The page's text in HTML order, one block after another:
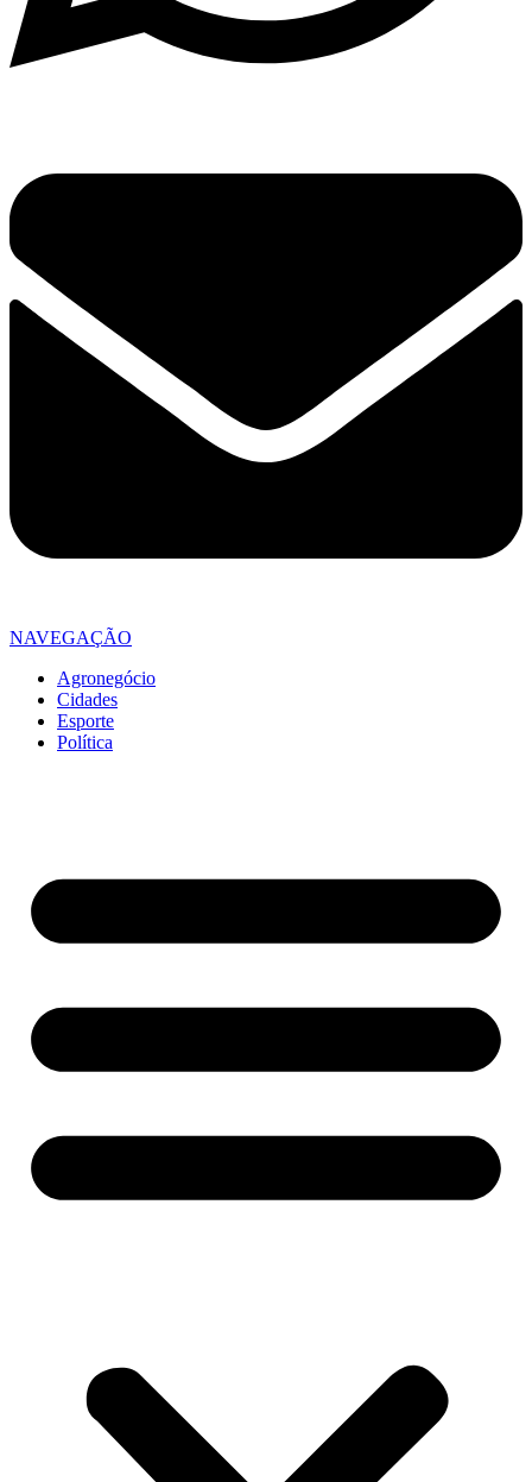
NAVEGAÇÃO
Agronegócio
Cidades
Esporte
Política